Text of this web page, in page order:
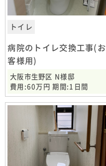
トイレ
病院のトイレ交換工事(お
客様用)
大阪市生野区 N様邸
費用:60万円 期間:1日間